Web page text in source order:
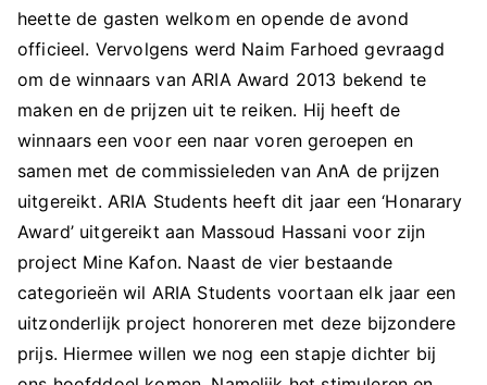
heette de gasten welkom en opende de avond
officieel. Vervolgens werd Naim Farhoed gevraagd
om de winnaars van ARIA Award 2013 bekend te
maken en de prijzen uit te reiken. Hij heeft de
winnaars een voor een naar voren geroepen en
samen met de commissieleden van AnA de prijzen
uitgereikt. ARIA Students heeft dit jaar een ‘Honarary
Award’ uitgereikt aan Massoud Hassani voor zijn
project Mine Kafon. Naast de vier bestaande
categorieën wil ARIA Students voortaan elk jaar een
uitzonderlijk project honoreren met deze bijzondere
prijs. Hiermee willen we nog een stapje dichter bij